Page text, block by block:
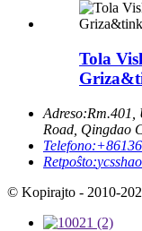
Tola
Adreso:Rm.401,
Road, Qingdao
Telefono:
Retpoŝto:
© Kopirajto - 2010-